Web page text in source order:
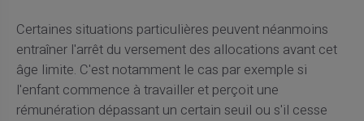
Certaines situations particulières peuvent néanmoins
entraîner l'arrêt du versement des allocations avant cet
âge limite. C'est notamment le cas par exemple si
l'enfant commence à travailler et perçoit une
rémunération dépassant un certain seuil ou s'il cesse